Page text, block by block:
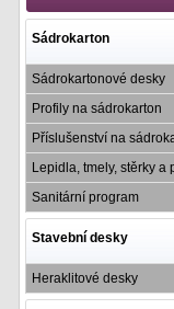
Sádrokarton
Sádrokartonové desky
Profily na sádrokarton
Příslušenství na
Lepidla, tmely, stěrky a
Sanitární program
Stavební desky
Heraklitové desky